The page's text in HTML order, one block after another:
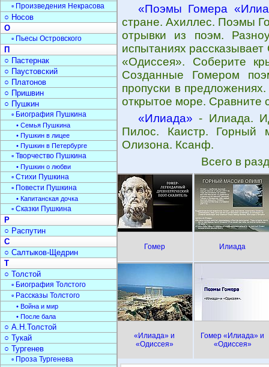
«Поэмы Гомера
стране. Ахиллес. Поэмы
отрывки из поэм.
испытаниях
«Одиссея». Соберите
Созданные Гомером
пропуски в
открытое море. Сравните
«Илиада» - Илиада.
Пилос. Каистр. Горный
Олизона. Ксанф.
Всего в
Гомер Илиада
«Илиада» и
«Одиссея»
Гомер «Илиада» и
«Одиссея»
▫ Произведения Некрасова
○ Носов
О
▫ Пьесы Островского
П
○ Пастернак
○ Паустовский
○ Платонов
○ Пришвин
○ Пушкин
▫ Биография Пушкина
• Семья Пушкина
• Пушкин в лицее
• Пушкин в Петербурге
▫ Творчество Пушкина
• Пушкин о любви
▫ Стихи Пушкина
▫ Повести Пушкина
• Капитанская дочка
▫ Сказки Пушкина
Р
○ Распутин
С
○ Салтыков-Щедрин
Т
○ Толстой
▫ Биография Толстого
▫ Рассказы Толстого
• Война и мир
• После бала
○ А.Н.Толстой
○ Тукай
○ Тургенев
▫ Проза Тургенева